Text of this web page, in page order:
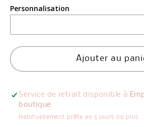
Personnalisation
Ajouter au
Service de retrait disponible à
boutique
Habituellement prête en 5 jours ou plus